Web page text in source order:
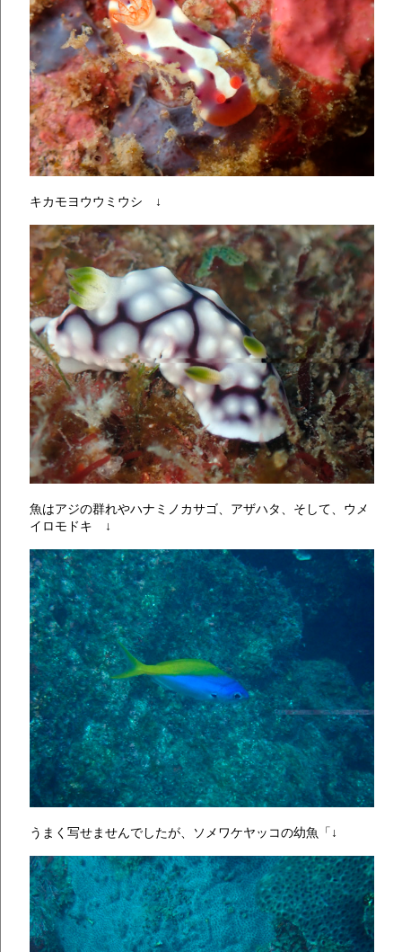
キカモヨウウミウシ ↓
魚はアジの群れやハナミノカサゴ、アザハタ、そして、ウメ
イロモドキ ↓
うまく写せませんでしたが、ソメワケヤッコの幼魚「↓